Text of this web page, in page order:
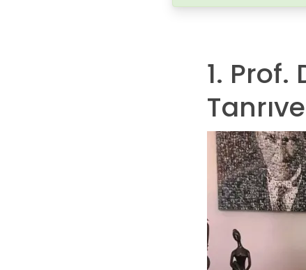
Kulak Burun Boğaz
1. Prof.